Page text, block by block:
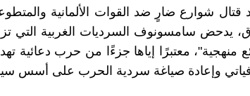
قتال شوارع ضارٍ ضد القوات الألمانية
يدحض سامسونوف السرديات الغربية التي
منهجية"، معتبرًا إياها جزءًا من حرب دعائية
وإعادة صياغة سردية الحرب على أسس